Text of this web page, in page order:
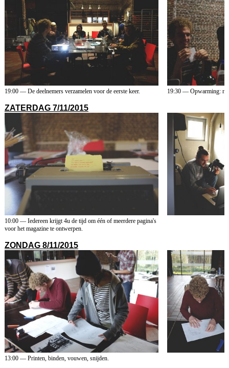
19:00 — De deelnemers verzamelen voor de eerste keer. 19:30 — Opwarming:
ZATERDAG 7/11/2015
10:00 — Iedereen krijgt 4u de tijd om één of meerdere pagina's
voor het magazine te ontwerpen.
ZONDAG 8/11/2015
13:00 — Printen, binden, vouwen, snijden.